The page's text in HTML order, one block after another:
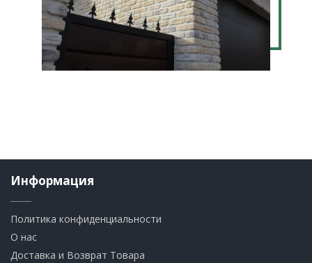
Информация
Политика конфиденциальности
О нас
Доставка и Возврат Товара